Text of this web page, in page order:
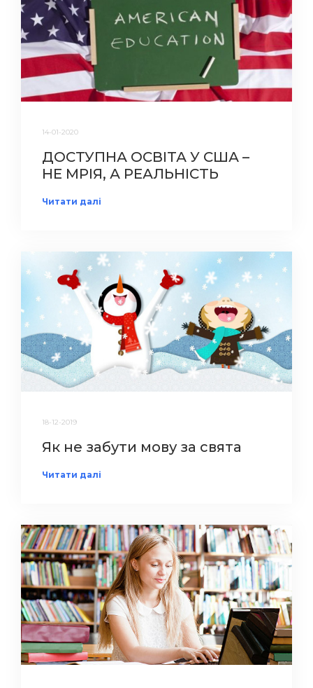
14-01-2020
ДОСТУПНА ОСВІТА У США –
НЕ МРІЯ, А РЕАЛЬНІСТЬ
Читати далі
18-12-2019
Як не забути мову за свята
Читати далі